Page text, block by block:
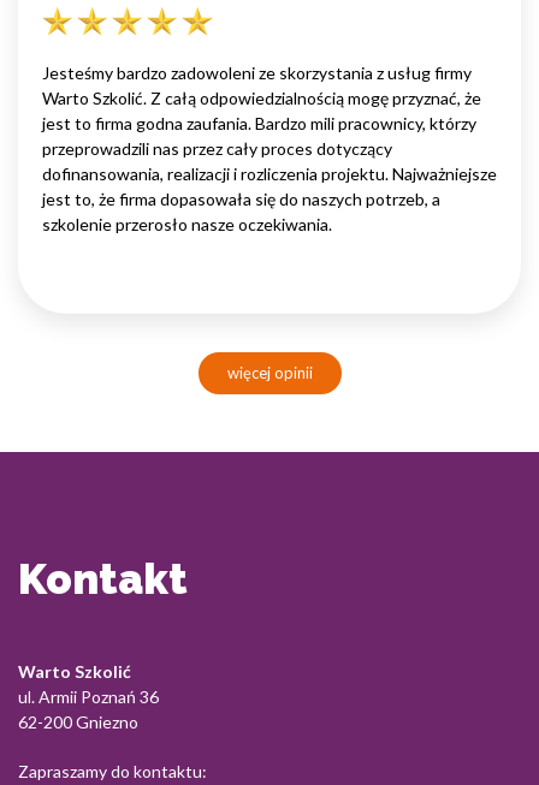
Jesteśmy bardzo zadowoleni ze skorzystania z usług firmy
Warto Szkolić. Z całą odpowiedzialnością mogę przyznać, że
jest to firma godna zaufania. Bardzo mili pracownicy, którzy
przeprowadzili nas przez cały proces dotyczący
dofinansowania, realizacji i rozliczenia projektu. Najważniejsze
jest to, że firma dopasowała się do naszych potrzeb, a
szkolenie przerosło nasze oczekiwania.
więcej opinii
Kontakt
Warto Szkolić
ul. Armii Poznań 36
62-200 Gniezno
Zapraszamy do kontaktu: